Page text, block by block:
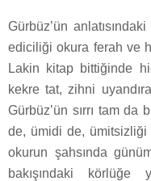
Gürbüz’ün
ediciliği okura ferah ve
Lakin kitap bittiğinde
kekre tat, zihni
Gürbüz’ün sırrı tam da
de, ümidi de, ümitsizliği
okurun şahsında
bakışındaki körlüğe